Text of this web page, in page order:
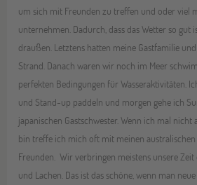
um sich mit Freunden zu treffen und oder viel
unternehmen. Dadurch, dass das Wetter so
draußen. Letztens hatten meine Gastfamilie
Strand. Danach waren wir noch im Meer
perfekten Bedingungen für Wasseraktivitäten.
und Stand-up paddeln und morgen gehe ich
japanischen Gastschwester. Wenn ich mal
bin treffe ich mich oft mit meinen
Freunden. Wir verbringen meistens unsere
und Lachen. Das ist das schöne, wenn man